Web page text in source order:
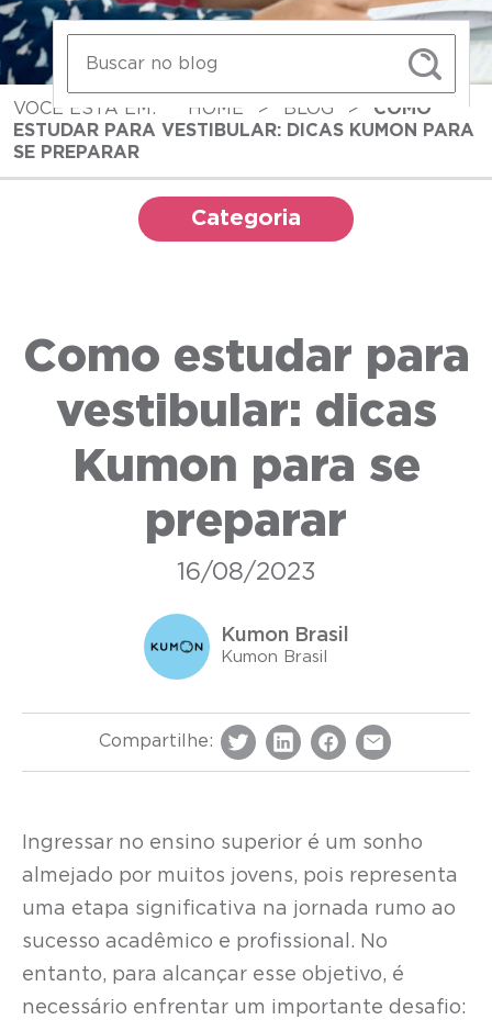
VOCÊ ESTÁ EM: HOME > BLOG >
COMO
ESTUDAR PARA VESTIBULAR: DICAS KUMON PARA
SE PREPARAR
Categoria
Como estudar para
vestibular: dicas
Kumon para se
preparar
16/08/2023
Kumon Brasil
Kumon Brasil
Compartilhe:
Ingressar no ensino superior é um sonho
almejado por muitos jovens, pois representa
uma etapa significativa na jornada rumo ao
sucesso acadêmico e profissional. No
entanto, para alcançar esse objetivo, é
necessário enfrentar um importante desafio: